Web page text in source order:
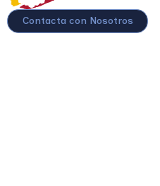
Contacta con Nosotros